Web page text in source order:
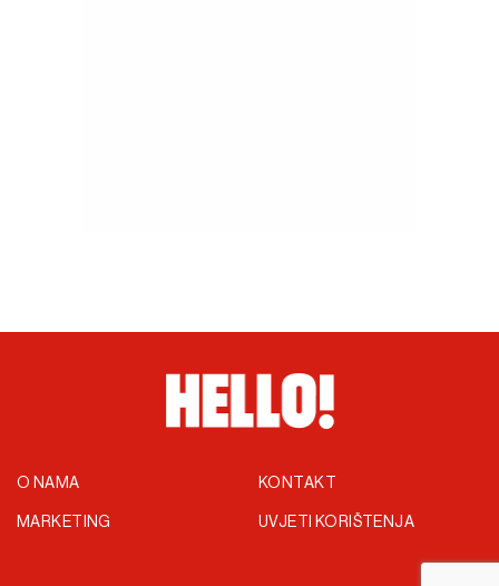
O NAMA
MARKETING
KONTAKT
UVJETI KORIŠTENJA